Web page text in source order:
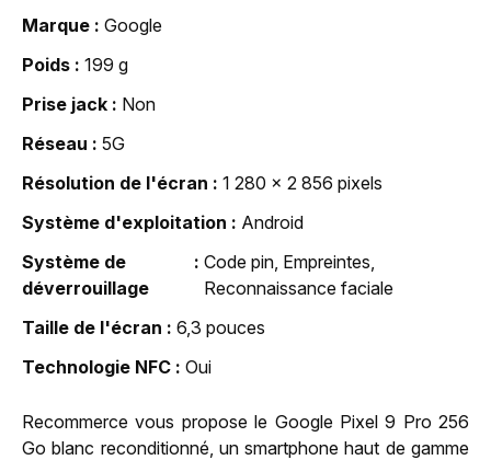
Marque
Google
Poids
199 g
Prise jack
Non
Réseau
5G
Résolution de l'écran
1 280 x 2 856 pixels
Système d'exploitation
Android
Système de
déverrouillage
Code pin, Empreintes,
Reconnaissance faciale
Taille de l'écran
6,3 pouces
Technologie NFC
Oui
Recommerce vous propose le Google Pixel 9 Pro 256
Go blanc reconditionné, un smartphone haut de gamme